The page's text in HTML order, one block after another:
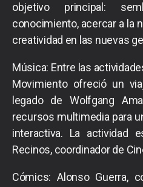
objetivo principal:
conocimiento, acercar a la
creatividad en las nuevas
Música: Entre las
Movimiento ofreció un
legado de Wolfgang
recursos multimedia para
interactiva. La actividad
Recinos, coordinador de
Cómics: Alonso Guerra,